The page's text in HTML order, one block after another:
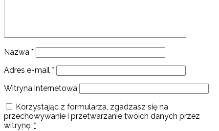
Nazwa *
Adres e-mail *
Witryna internetowa
Korzystając z formularza, zgadzasz się na
przechowywanie i przetwarzanie twoich danych przez
witrynę. *